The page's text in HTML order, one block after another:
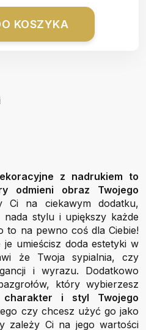
KOSZYKA
z nadrukiem to
odmieni obraz Twojego
Ci na ciekawym dodatku,
stylu i upiększy każde
to na pewno coś dla Ciebie!
umieścisz doda estetyki w
że Twoja sypialnia, czy
i wyrazu. Dodatkowo
który wybierzesz
charakter i styl Twojego
czy chcesz użyć go jako
zależy Ci na jego wartości